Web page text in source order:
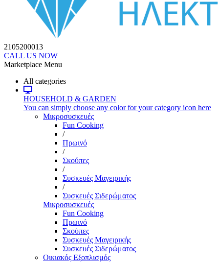
2105200013
CALL US NOW
Marketplace Menu
All categories
HOUSEHOLD & GARDEN
You can simply choose any color for your category icon here
Μικροσυσκευές
Fun Cooking
/
Πρωινό
/
Σκούπες
/
Συσκευές Μαγειρικής
/
Συσκευές Σιδερώματος
Μικροσυσκευές
Fun Cooking
Πρωινό
Σκούπες
Συσκευές Μαγειρικής
Συσκευές Σιδερώματος
Οικιακός Εξοπλισμός